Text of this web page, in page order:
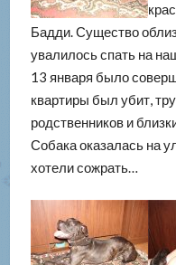
Бадди. Существо
увалилось спать на
13 января было
квартиры был убит,
родственников и
Собака оказалась на
хотели сожрать…